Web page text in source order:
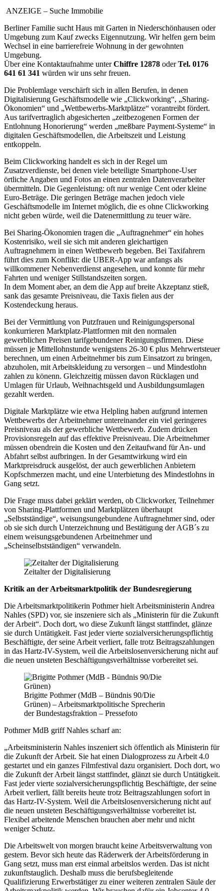
ANZEIGE – Suche Immobilie
Berliner Familie sucht Haus mit Garten in Niederschönhausen oder
Umgebung zum Kauf zwecks Eigennutzung. Wir helfen gern beim
Wechsel in eine barrierefreie Wohnung in der gewohnten
Umgebung.
Über eine Kontaktaufnahme unterChiffre 12878 oderTel. 0176
641 61 341 würden wir uns sehr freuen.
Die Problemlage verschärft sich in allen Berufen, in denen
Digitalisierung Geschäftsmodelle wie „Clickworking“, „Sharing-
Ökonomien“ und „Wettbewerbs-Marktplätze“ vorantreibt fördert.
Aus tarifvertraglich abgesicherten „zeitbezogenen Formen der
Entlohnung Honorierung“ werden „meßbare Payment-Systeme“ in
digitalen Geschäftsmodellen, die Arbeitszeit und Leistung
entkoppeln.
Beim Clickworking handelt es sich in der Regel um
Zusatzverdienste, bei denen viele beteiligte Smartphone-User
örtliche Angaben und Fotos an einen zentralen Datenverarbeiter
übermitteln. Die Gegenleistung: oft nur wenige Cent oder kleine
Euro-Beträge. Die geringen Beträge machen jedoch viele
Geschäftsmodelle im Internet möglich, die es ohne Clickworking
nicht geben würde, weil die Datenermittlung zu teuer wäre.
Bei Sharing-Ökonomien tragen die „Auftragnehmer“ ein hohes
Kostenrisiko, weil sie sich mit anderen gleichartigen
Auftragnehmern in einen Wettbewerb begeben. Bei Taxifahrern
führt dies zum Konflikt: die UBER-App war anfangs als
willkommener Nebenverdienst angesehen, und konnte für mehr
Fahrten und weniger Stillstandszeiten sorgen.
In dem Moment aber, an dem die App auf breite Akzeptanz stieß,
sank das gesamte Preisniveau, die Taxis fielen aus der
Kostendeckung heraus.
Bei der Vermittlung von Putzfrauen und Reinigungspersonal
konkurrieren Marktplatz-Plattformen mit den normalen
gewerblichen Preisen tarifgebundener Reinigungsfirmen. Diese
müssen je Mittellohnstunde wenigstens 26-30 € plus Mehrwertsteuer
berechnen, um einen Arbeitnehmer bis zum Einsatzort zu bringen,
abzuholen, mit Arbeitskleidung zu versorgen – und Mindestlohn
zahlen zu könenn. Gleichzeitig müssen davon Rücklagen und
Umlagen für Urlaub, Weihnachtsgeld und Ausbildungsumlagen
gezahlt werden.
Digitale Marktplätze wie etwa Helpling haben aufgrund internen
Wettbewerbs der Arbeitnehmer untereinander ein viel geringeres
Preisniveau als der gewerbliche Wettbewerb. Zudem drücken
Provisionsregeln auf das effektive Preisniveau. Die Arbeitnehmer
müssen obendrein die Kosten und den Zeitaufwand für An- und
Abfahrt selbst aufbringen. In der Gesamtwirkung wird ein
Marktpreisdruck ausgelöst, der auch gewerblichen Anbietern
Kopfschmerzen macht, und eine Unterbietung des Mindestlohns in
Gang setzt.
Die Frage muss dabei geklärt werden, ob Clickworker, Teilnehmer
von Sharing-Plattformen und Marktplätzen überhaupt
„Selbstständige“, weisungsungebundene Auftragnehmer sind, oder
ob sie sich durch Unterzeichnung und Bestätigung der AGB´s zu
einem weisungsgebundenen Arbeitnehmer und
„Scheinselbstständigen“ verwandeln.
Zeitalter der Digitalisierung
Kritik an der Arbeitsmarktpolitik der Bundesregierung
Die Arbeitsmarktpolitikerin Pothmer hielt Arbeitsministerin Andrea
Nahles (SPD) vor, sie inszeniere sich als „Ministerin für die Zukunft
der Arbeit“. Doch dort, wo diese Zukunft längst stattfindet, glänze
sie durch Untätigkeit. Fast jeder vierte sozialversicherungspflichtig
Beschäftigte, der seine Arbeit verliert, falle trotz Beitragszahlungen
in das Hartz-IV-System, weil die Arbeitslosenversicherung nicht auf
die neuen unsteten Beschäftigungsverhältnisse vorbereitet sei.
Brigitte Pothmer (MdB – Bündnis 90/Die
Grünen) – Arbeitsmarktpolitische Sprecherin
der Bundestagsfraktion – Pressefoto
Pothmer MdB griff Nahles scharf an:
„Arbeitsministerin Nahles inszeniert sich öffentlich als Ministerin für
die Zukunft der Arbeit. Sie hat einen Dialogprozess zu Arbeit 4.0
gestartet und ein ganzes Filmfestival dazu organisiert. Doch dort, wo
die Zukunft der Arbeit längst stattfindet, glänzt sie durch Untätigkeit.
Fast jeder vierte sozialversicherungspflichtig Beschäftigte, der seine
Arbeit verliert, fällt bereits heute trotz Beitragszahlungen sofort in
das Hartz-IV-System. Weil die Arbeitslosenversicherung nicht auf
die neuen unsteten Beschäftigungsverhältnisse vorbereitet ist.
Flexibel arbeitende Menschen brauchen aber mehr und nicht
weniger Schutz.
Die Arbeitswelt von morgen braucht keine Arbeitsverwaltung von
gestern. Bevor sich heute das Räderwerk der Arbeitsförderung in
Gang setzt, muss man erst einmal arbeitslos werden. Das ist nicht
zukunftstauglich. Deshalb muss die berufsbegleitende
Qualifizierung Erwerbstätiger zu einer weiteren zentralen Säule der